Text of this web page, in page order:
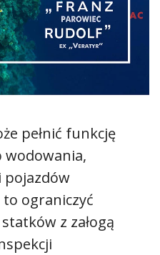
pełnić funkcję
pojazdów
ograniczyć
z załogą